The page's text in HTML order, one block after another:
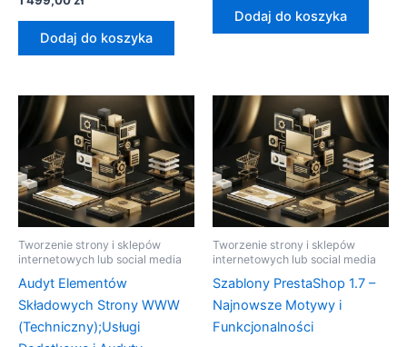
Dodaj do koszyka
Dodaj do koszyka
Tworzenie strony i sklepów
internetowych lub social media
Audyt Elementów
Składowych Strony WWW
(Techniczny);Usługi
Tworzenie strony i sklepów
internetowych lub social media
Szablony PrestaShop 1.7 –
Najnowsze Motywy i
Funkcjonalności